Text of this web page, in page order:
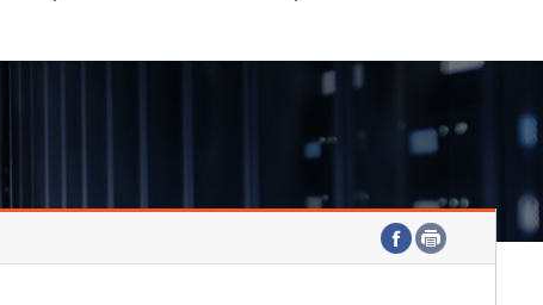
호남권연구본부
기획본부
연구원 고객헌장
주요업무연락처